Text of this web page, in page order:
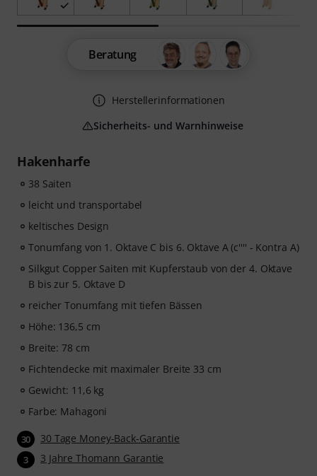
Hakenharfe
38 Saiten
leicht und transportabel
keltisches Design
Tonumfang von 1. Oktave C bis 6. Oktave A (c'''' - Kontra A)
Silkgut Copper Saiten mit Kupferstaub von der 4. Oktave
B bis zur 5. Oktave D
reicher Tonumfang mit tiefen Bässen
Höhe: 136,5 cm
Breite: 78 cm
Fichtendecke mit maximaler Breite 33 cm
Gewicht: 11,6 kg
Farbe: Mahagoni
30 30 Tage Money-Back-Garantie
3 3 Jahre Thomann Garantie
Beratung
Herstellerinformationen
Sicherheits- und Warnhinweise